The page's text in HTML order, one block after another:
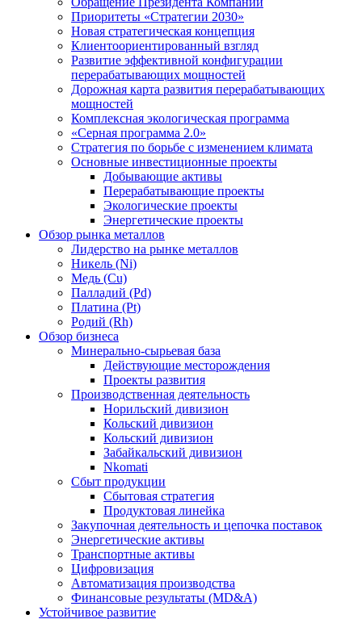
Приоритеты «Стратегии 2030»
Новая стратегическая концепция
Клиентоориентированный взгляд
Развитие эффективной конфигурации
перерабатывающих мощностей
Дорожная карта развития перерабатывающих
мощностей
Комплексная экологическая программа
«Серная программа 2.0»
Стратегия по борьбе с изменением климата
Основные инвестиционные проекты
Добывающие активы
Перерабатывающие проекты
Экологические проекты
Энергетические проекты
Обзор рынка металлов
Лидерство на рынке металлов
Никель (Ni)
Медь (Cu)
Палладий (Pd)
Платина (Pt)
Родий (Rh)
Обзор бизнеса
Минерально-сырьевая база
Действующие месторождения
Проекты развития
Производственная деятельность
Норильский дивизион
Кольский дивизион
Кольский дивизион
Забайкальский дивизион
Nkomati
Сбыт продукции
Сбытовая стратегия
Продуктовая линейка
Закупочная деятельность и цепочка поставок
Энергетические активы
Транспортные активы
Цифровизация
Автоматизация производства
Финансовые результаты (MD&A)
Устойчивое развитие